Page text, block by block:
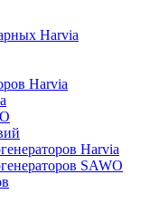
Harvia
Harvia
Harvia
SAWO